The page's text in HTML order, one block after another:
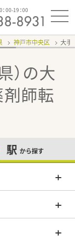
00-19：00
神戸市中央区 大手
）の大
師転
駅 から探す